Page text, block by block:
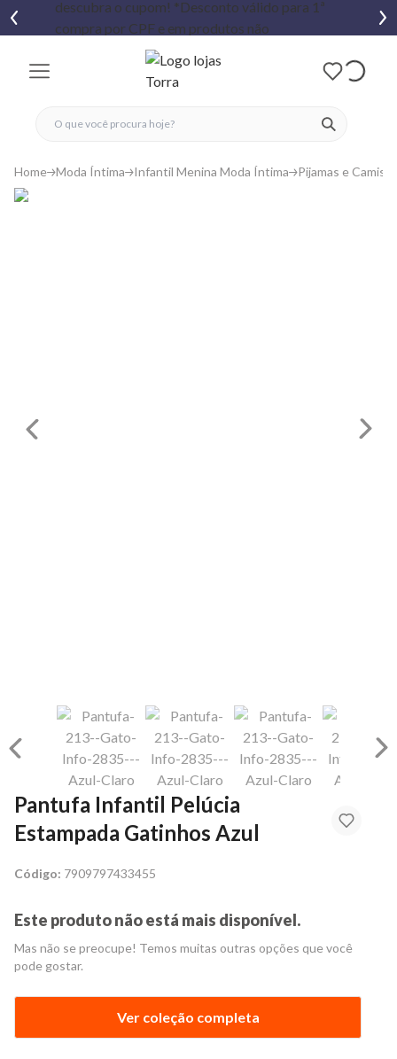
ver
fechar menu
fechar menu
favoritos
Home Moda Íntima Infantil Menina Moda Íntima Pijamas e
Pantufa Infantil Pelúcia
Estampada Gatinhos Azul
Código: 7909797433455
Este produto não está mais disponível.
Mas não se preocupe! Temos muitas outras opções que você
pode gostar.
Ver coleção completa